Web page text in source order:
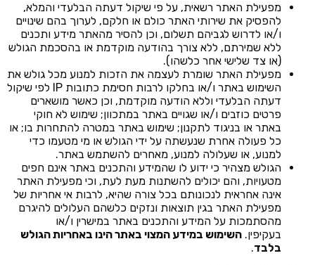
מפעילת האתר רשאית, על פי שיקול דעתה הבלעדי והמלא,
להפסיק את שירותי האתר כולם או חלקם, לערוך בהם שינויים
ו/או לדרוש לגביהם תשלום, וכן להסיר מהאתר מידע ותכנים
ללא שמירתם, ללא צורך בהודעה מוקדמת או בהסכמת הגולש
(או צד שלישי אחר כלשהו).
מפעילת האתר שומרת לעצמה את הזכות למנוע מכל גולש את
השימוש באתר ו/או בחלקו לרבות חסימת כתובות IP לפי שיקול
דעתה הבלעדי וללא הודעה מוקדמת, וכן כאשר מושארים
פרטים כוזבים ו/או שגויים באתר במתכוון; שימוש לא חוקי
באתר או בניגוד לתקנון; שימוש באתר במטרה להתחרות בו; או
כל פעולה אחרת שנעשתה על ידי הגולש או מי מטעמו כדי
למנוע, או שעלולה למנוע, מאחרים להשתמש באתר.
הגולש מצהיר כי ידוע לו שהמידע והתכנים באתר אינם חפים
מטעויות, והם יכולים להשתנות מעת לעת, וכי מפעילת האתר
אינה אחראית לנכונותם בכל צורה שהיא, לרבות אי אחריות של
מפעילת האתר בגין תוצאות ונזקים כלשהם העלולים להיגרם
מהסתמכות על המידע והתכנים באתר במישרין ו/או
בעקיפין. השימוש במידע המצוי באתר הינו באחריות הגולש
בלבד.